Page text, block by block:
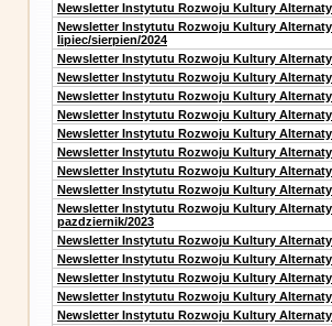
Newsletter Instytutu Rozwoju Kultury
Newsletter Instytutu Rozwoju Kultury
lipiec/sierpien/2024
Newsletter Instytutu Rozwoju Kultury
Newsletter Instytutu Rozwoju Kultury
Newsletter Instytutu Rozwoju Kultury
Newsletter Instytutu Rozwoju Kultury
Newsletter Instytutu Rozwoju Kultury
Newsletter Instytutu Rozwoju Kultury
Newsletter Instytutu Rozwoju Kultury
Newsletter Instytutu Rozwoju Kultury
Newsletter Instytutu Rozwoju Kultury
pazdziernik/2023
Newsletter Instytutu Rozwoju Kultury
Newsletter Instytutu Rozwoju Kultury
Newsletter Instytutu Rozwoju Kultury
Newsletter Instytutu Rozwoju Kultury
Newsletter Instytutu Rozwoju Kultury